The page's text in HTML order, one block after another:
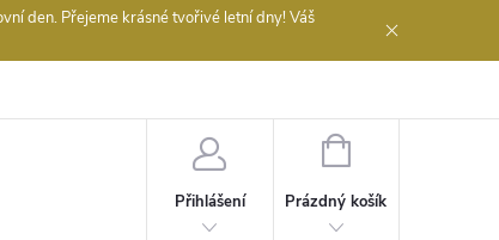
den. Přejeme krásné tvořivé letní dny! Váš
Přihlášení
NÁKUPNÍ
Prázdný košík